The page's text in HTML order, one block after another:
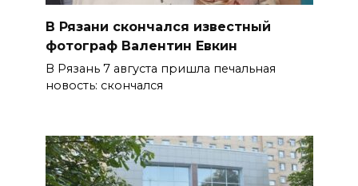
В Рязани скончался известный
фотограф Валентин Евкин
В Рязань 7 августа пришла печальная
новость: скончался